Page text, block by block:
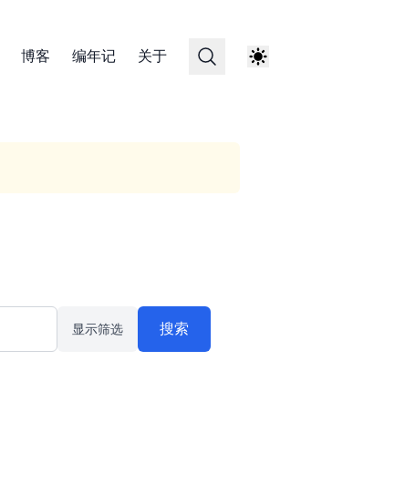
博客 编年记 关于
显示筛选
搜索